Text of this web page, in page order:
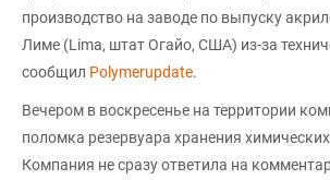
производство на заводе по выпуску
Лиме (Lima, штат Огайо, США) из-за
сообщил Polymerupdate.
Вечером в воскресенье на территории
поломка резервуара хранения
Компания не сразу ответила на